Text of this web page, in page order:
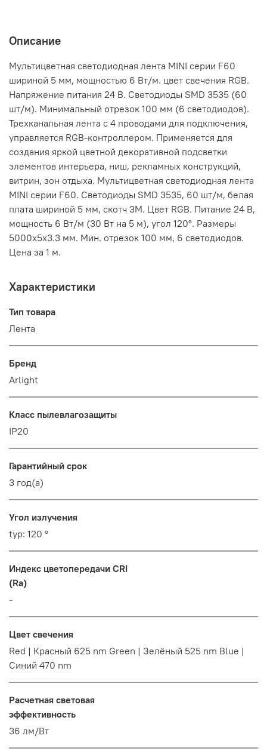
Описание
Мультицветная светодиодная лента MINI серии F60
шириной 5 мм, мощностью 6 Вт/м. цвет свечения RGB.
Напряжение питания 24 В. Светодиоды SMD 3535 (60
шт/м). Минимальный отрезок 100 мм (6 светодиодов).
Трехканальная лента с 4 проводами для подключения,
управляется RGB-контроллером. Применяется для
создания яркой цветной декоративной подсветки
элементов интерьера, ниш, рекламных конструкций,
витрин, зон отдыха. Мультицветная светодиодная лента
MINI серии F60. Светодиоды SMD 3535, 60 шт/м, белая
плата шириной 5 мм, скотч 3M. Цвет RGB. Питание 24 В,
мощность 6 Вт/м (30 Вт на 5 м), угол 120°. Размеры
5000x5x3.3 мм. Мин. отрезок 100 мм, 6 светодиодов.
Цена за 1 м.
Характеристики
Тип товара
Лента
Бренд
Arlight
Класс пылевлагозащиты
IP20
Гарантийный срок
3 год(а)
Угол излучения
typ: 120 °
Индекс цветопередачи CRI
(Ra)
-
Цвет свечения
Red | Красный 625 nm Green | Зелёный 525 nm Blue |
Синий 470 nm
Расчетная световая
эффективность
36 лм/Вт